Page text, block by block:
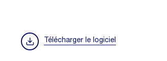
Télécharger le logiciel